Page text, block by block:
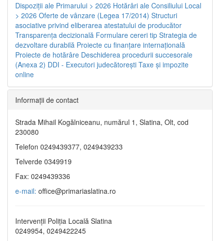
Dispoziţii ale Primarului > 2026 Hotărâri ale Consiliului Local
> 2026 Oferte de vânzare (Legea 17/2014) Structuri
asociative privind eliberarea atestatului de producător
Transparenţa decizională Formulare cereri tip Strategia de
dezvoltare durabilă Proiecte cu finanţare internaţională
Proiecte de hotărâre Deschiderea procedurii succesorale
(Anexa 2) DDI - Executori judecătorești Taxe şi impozite
online
Informaţii de contact
Strada Mihail Kogălniceanu, numărul 1, Slatina, Olt, cod
230080
Telefon 0249439377, 0249439233
Telverde 0349919
Fax: 0249439336
e-mail: office@primariaslatina.ro
Intervenții Poliția Locală Slatina
0249954, 0249422245